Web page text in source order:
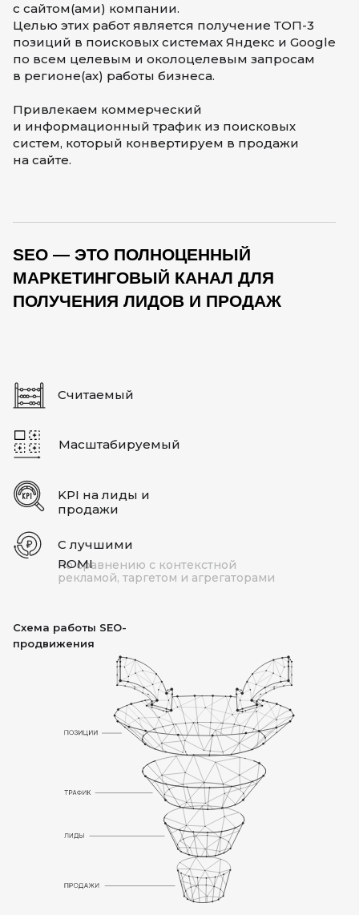
Схема работы SEO-
продвижения
SEO — ЭТО ПОЛНОЦЕННЫЙ
МАРКЕТИНГОВЫЙ КАНАЛ ДЛЯ
ПОЛУЧЕНИЯ ЛИДОВ И ПРОДАЖ
с сайтом(ами) компании.
Целью этих работ является получение ТОП-3
позиций в поисковых системах Яндекс и Google
по всем целевым и околоцелевым запросам
в регионе(ах) работы бизнеса.
Привлекаем коммерческий
и информационный трафик из поисковых
систем, который конвертируем в продажи
на сайте.
KPI на лиды и
продажи
по сравнению с контекстной
рекламой, таргетом и агрегаторами
С лучшими
ROMI
Считаемый
Масштабируемый